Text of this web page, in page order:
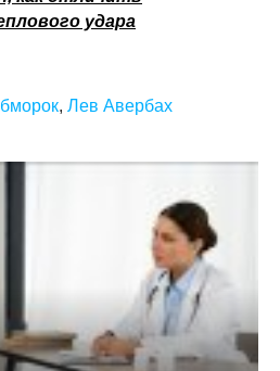
удара
, Лев Авербах